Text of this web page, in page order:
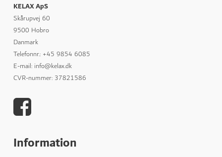
KELAX ApS
Skårupvej 60
9500 Hobro
Danmark
Telefonnr.: +45 9854 6085
E-mail: info@kelax.dk
CVR-nummer: 37821586
Information